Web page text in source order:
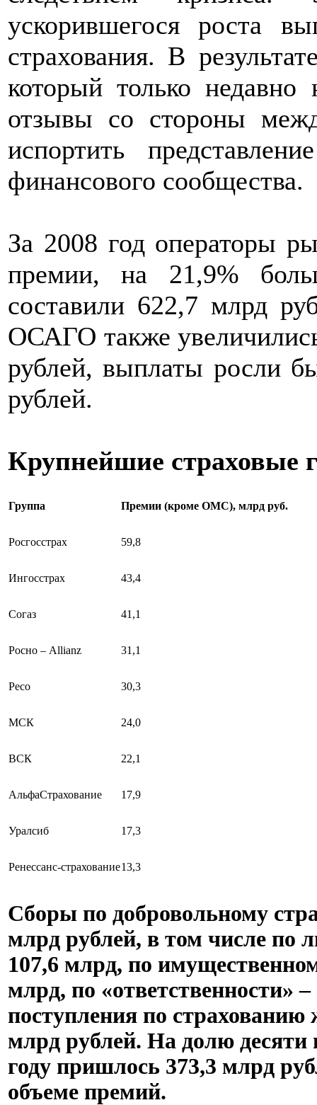
ускорившегося роста
страхования. В
который только недавно
отзывы со стороны
испортить
финансового сообщества.
За 2008 год операторы
премии, на 21,9%
составили 622,7 млрд
ОСАГО также
рублей, выплаты росли
рублей.
Крупнейшие страховые
Группа­ Пре­мии­ (кро­ме ОМС), млрд руб.
Росго­сстра­х 59,8
Инго­сстра­х 43,4
Сога­з 41,1
Росно­ – Allianz 31,1
Ресо­ 30,3
МСК 24,0
ВСК 22,1
Альфа­Стра­хова­ние 17,9
Уралси­б 17,3
Рене­ссанс-стра­хова­ние13,3
Сборы по добровольному
млрд рублей, в том числе по
107,6 млрд, по
млрд, по «ответственности»
поступления по страхованию
млрд рублей. На долю десяти
году пришлось 373,3 млрд
объеме премий.